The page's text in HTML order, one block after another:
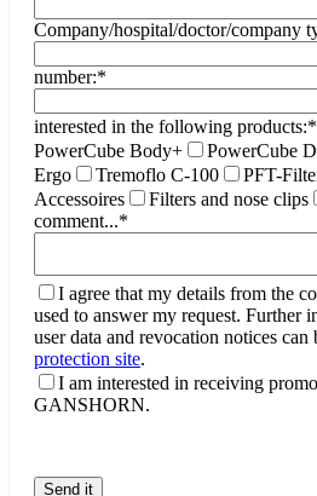
Company/hospital/doctor/company
number:*
interested in the following products:*
PowerCube Body+
PowerCube
Ergo
Tremoflo C-100 PFT-
Accessoires
Filters and nose clips
comment...*
I agree that my details from the
used to answer my request. Further
user data and revocation notices
protection site.
I am interested in receiving
GANSHORN.